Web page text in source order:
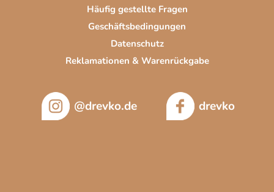
Häufig gestellte Fragen
Geschäftsbedingungen
Datenschutz
Reklamationen & Warenrückgabe
@drevko.de drevko